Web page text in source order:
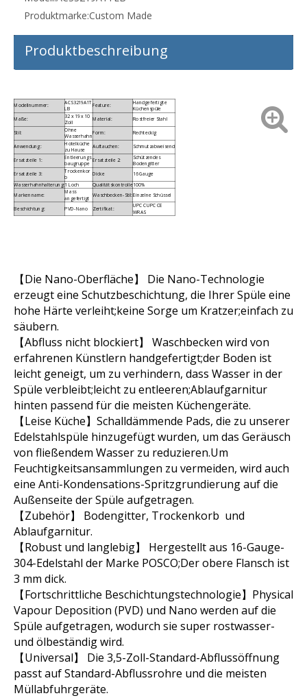
Produktmarke:Custom Made
Produktbeschreibung
Modellnummer: ACS3219A1T
LB
Feature: Handgefertigte
Küchenspüle
Maße:
32 x 19 x 10
Zoll
Material: Rostfreier Stahl
Stil:
Ohne
Wasserhahn
Form: Rechteckig
Anwendung:
Hotelküche
zu Hause
Auftauchen: Schmutzabweisend
Ersatzteile 1:
Entleerungs
baugruppe
Ersatzteile 2:
Schützendes
Bodengitter
Ersatzteile 3:
Trockenkor
b
Dicke 16 Gauge
Wasserhahnhalterung:1 Loch Qualitätskontrolle 100%
Markenname:
Mass
angefertigt
Waschbecken-Stil:Einzelne Schüssel
Beschichtung: PVD-Nano Zertifikat:
UPC CUPC CE
WRAS
【Die Nano-Oberfläche】 Die Nano-Technologie
erzeugt eine Schutzbeschichtung, die Ihrer Spüle eine
hohe Härte verleiht;keine Sorge um Kratzer;einfach zu
säubern.
【Abfluss nicht blockiert】 Waschbecken wird von
erfahrenen Künstlern handgefertigt;der Boden ist
leicht geneigt, um zu verhindern, dass Wasser in der
Spüle verbleibt;leicht zu entleeren;Ablaufgarnitur
hinten passend für die meisten Küchengeräte.
【Leise Küche】Schalldämmende Pads, die zu unserer
Edelstahlspüle hinzugefügt wurden, um das Geräusch
von fließendem Wasser zu reduzieren.Um
Feuchtigkeitsansammlungen zu vermeiden, wird auch
eine Anti-Kondensations-Spritzgrundierung auf die
Außenseite der Spüle aufgetragen.
【Zubehör】 Bodengitter, Trockenkorb und
Ablaufgarnitur.
【Robust und langlebig】 Hergestellt aus 16-Gauge-
304-Edelstahl der Marke POSCO;Der obere Flansch ist
3 mm dick.
【Fortschrittliche Beschichtungstechnologie】Physical
Vapour Deposition (PVD) und Nano werden auf die
Spüle aufgetragen, wodurch sie super rostwasser-
und ölbeständig wird.
【Universal】 Die 3,5-Zoll-Standard-Abflussöffnung
passt auf Standard-Abflussrohre und die meisten
Müllabfuhrgeräte.